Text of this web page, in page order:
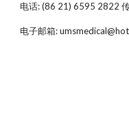
电话: (86 21) 6595 2822
电子邮箱: